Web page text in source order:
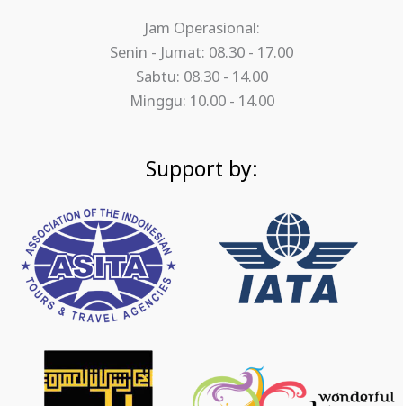
Jam Operasional:
Senin - Jumat: 08.30 - 17.00
Sabtu: 08.30 - 14.00
Minggu: 10.00 - 14.00
Support by: